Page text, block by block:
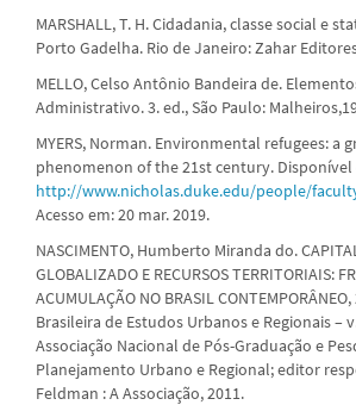
MARSHALL, T. H. Cidadania, classe social e
Porto Gadelha. Rio de Janeiro: Zahar
MELLO, Celso Antônio Bandeira de.
Administrativo. 3. ed., São Paulo:
MYERS, Norman. Environmental refugees: a
phenomenon of the 21st century. Disponível
http://www.nicholas.duke.edu/people/
Acesso em: 20 mar. 2019.
NASCIMENTO, Humberto Miranda do.
GLOBALIZADO E RECURSOS TERRITORIAIS:
ACUMULAÇÃO NO BRASIL
Brasileira de Estudos Urbanos e Regionais –
Associação Nacional de Pós-Graduação e
Planejamento Urbano e Regional; editor
Feldman : A Associação, 2011.